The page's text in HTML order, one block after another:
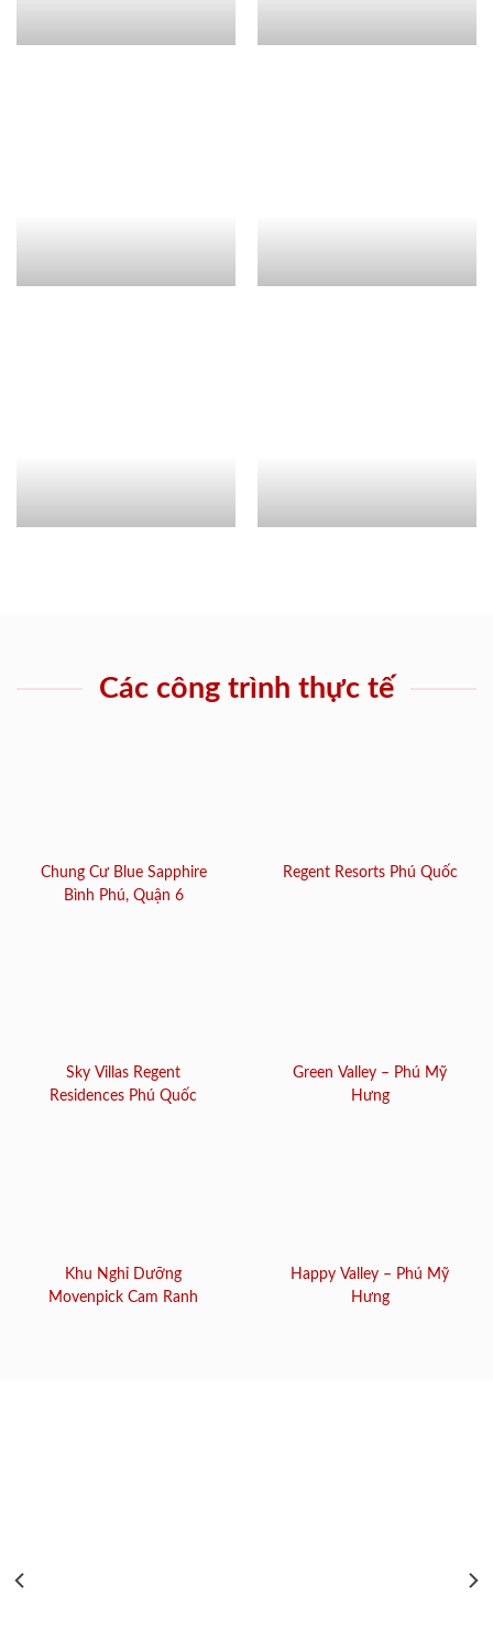
Các công trình thực tế
Chung Cư Blue Sapphire
Bình Phú, Quận 6
Regent Resorts Phú Quốc
Sky Villas Regent
Residences Phú Quốc
Green Valley – Phú Mỹ
Hưng
Khu Nghỉ Dưỡng
Movenpick Cam Ranh
Happy Valley – Phú Mỹ
Hưng